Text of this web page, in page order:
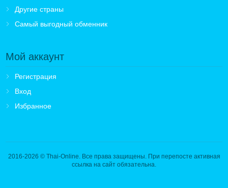
Другие страны
Самый выгодный обменник
Мой аккаунт
Регистрация
Вход
Избранное
2016-2026 © Thai-Online. Все права защищены. При перепосте активная
ссылка на сайт обязательна.